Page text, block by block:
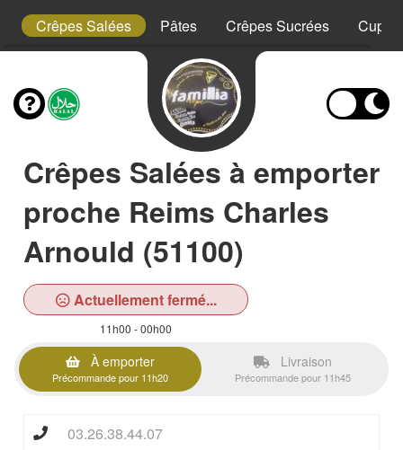
Crêpes Salées Pâtes Crêpes Sucrées Cup
Crêpes Salées à emporter
proche Reims Charles
Arnould (51100)
Actuellement fermé...
11h00 - 00h00
À emporter
Précommande pour 11h20
Livraison
Précommande pour 11h45
03.26.38.44.07